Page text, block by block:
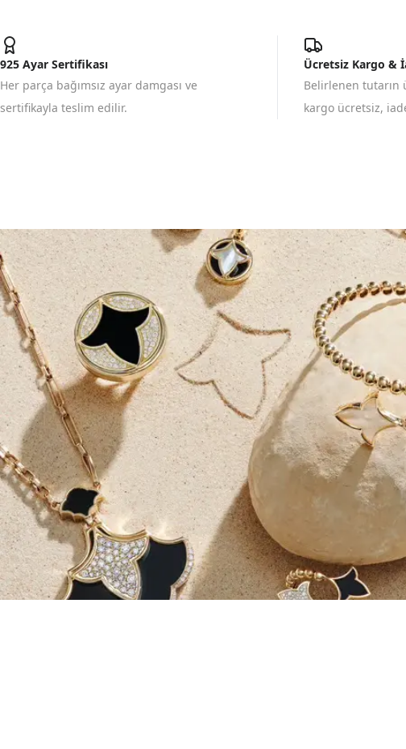
925 Ayar Sertifikası
Her parça bağımsız ayar damgası ve
sertifikayla teslim edilir.
Ücretsiz Kargo &
Belirlenen tutarın
kargo ücretsiz,